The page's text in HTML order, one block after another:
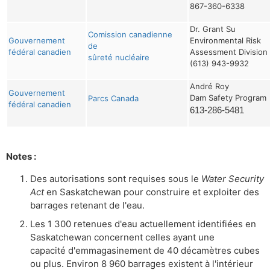
867-360-6338
Gouvernement
fédéral canadien
Comission canadienne
de
sûreté nucléaire
Dr. Grant Su
Environmental Risk
Assessment Division
(613) 943-9932
Gouvernement
fédéral canadien
Parcs Canada
André Roy
Dam Safety Program
613-286-5481
Notes :
Des autorisations sont requises sous le Water Security
Acten Saskatchewan pour construire et exploiter des
barrages retenant de l'eau.
Les 1 300 retenues d'eau actuellement identifiées en
Saskatchewan concernent celles ayant une
capacité d'emmagasinement de 40 décamètres cubes
ou plus. Environ 8 960 barrages existent à l'intérieur